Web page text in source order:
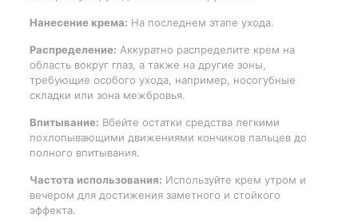
Нанесение крема: На последнем этапе ухода.
Распределение: Аккуратно распределите крем на
область вокруг глаз, а также на другие зоны,
требующие особого ухода, например, носогубные
складки или зона межбровья.
Впитывание: Вбейте остатки средства легкими
похлопывающими движениями кончиков пальцев до
полного впитывания.
Частота использования: Используйте крем утром и
вечером для достижения заметного и стойкого
эффекта.